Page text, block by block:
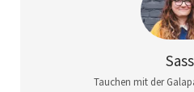
Tauchen mit der